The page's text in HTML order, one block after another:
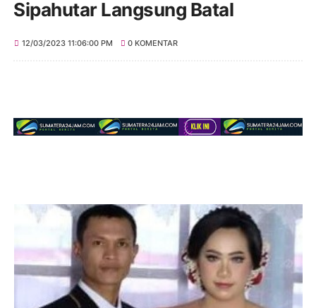
Sipahutar Langsung Batal
12/03/2023 11:06:00 PM 0 KOMENTAR